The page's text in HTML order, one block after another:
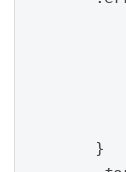
        }